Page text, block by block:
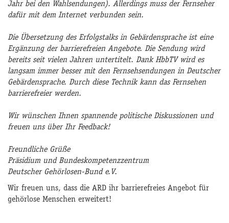
Jahr bei den Wahlsendungen). Allerdings muss der Fernseher
dafür mit dem Internet verbunden sein.
Die Übersetzung des Erfolgstalks in Gebärdensprache ist eine
Ergänzung der barrierefreien Angebote. Die Sendung wird
bereits seit vielen Jahren untertitelt. Dank HbbTV wird es
langsam immer besser mit den Fernsehsendungen in Deutscher
Gebärdensprache. Durch diese Technik kann das Fernsehen
barrierefreier werden.
Wir wünschen Ihnen spannende politische Diskussionen und
freuen uns über Ihr Feedback!
Freundliche Grüße
Präsidium und Bundeskompetenzzentrum
Deutscher Gehörlosen-Bund e.V.
Wir freuen uns, dass die ARD ihr barrierefreies Angebot für
gehörlose Menschen erweitert!